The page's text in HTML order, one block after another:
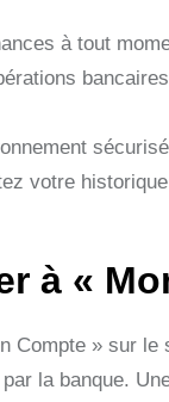
à tout
votre
à «
Compte » sur
la banque.